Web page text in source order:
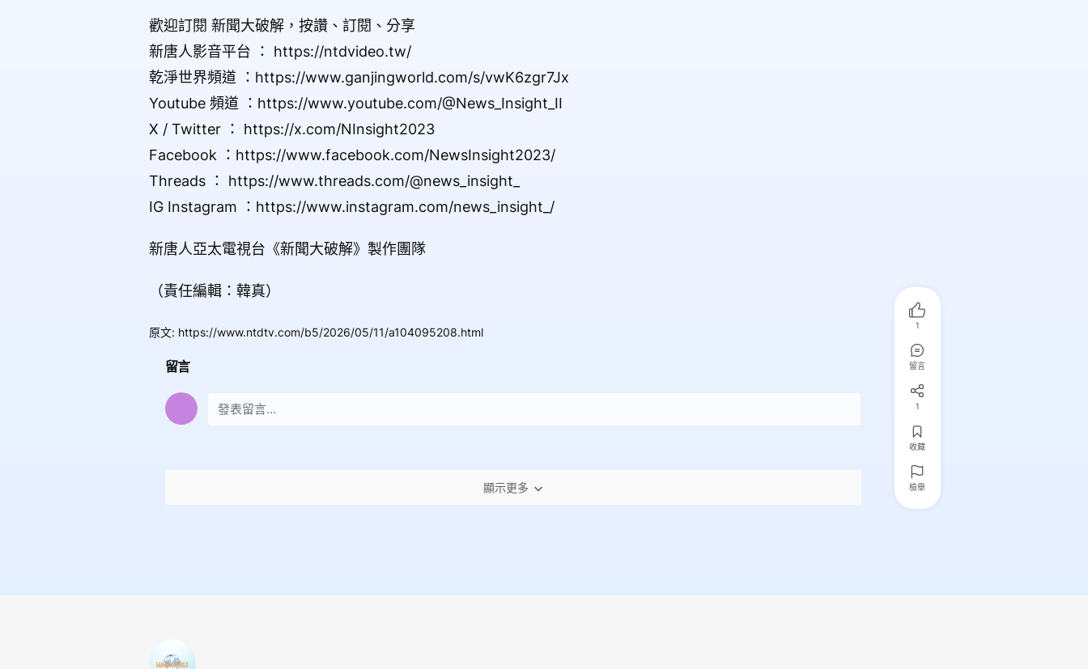
歡迎訂閱 新聞大破解，按讚、訂閱、分享
新唐人影音平台 ： https://ntdvideo.tw/
乾淨世界頻道 ：https://www.ganjingworld.com/s/vwK6zgr7Jx
Youtube 頻道 ：https://www.youtube.com/@News_Insight_II
X / Twitter ： https://x.com/NInsight2023
Facebook ：https://www.facebook.com/NewsInsight2023/
Threads ： https://www.threads.com/@news_insight_
IG Instagram ：https://www.instagram.com/news_insight_/
新唐人亞太電視台《新聞大破解》製作團隊
（責任編輯：韓真）
原文: https://www.ntdtv.com/b5/2026/05/11/a104095208.html
留言
顯示更多
1
留言
1
收藏
檢舉